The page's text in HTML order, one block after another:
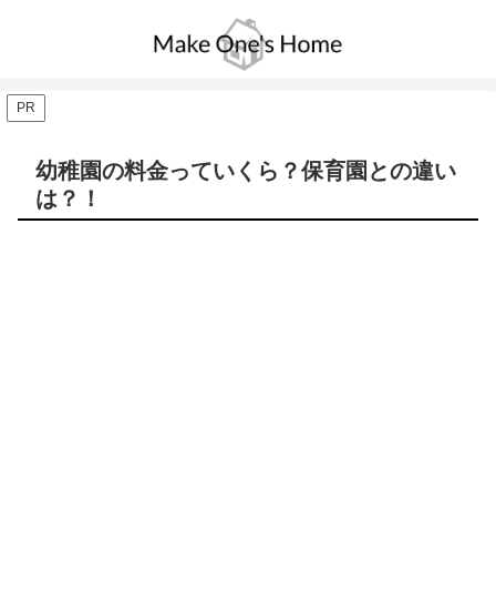
PR
幼稚園の料金っていくら？保育園との違い
は？！